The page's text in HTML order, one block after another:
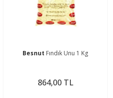
Besnut Fındık Unu 1 Kg
864,00 TL